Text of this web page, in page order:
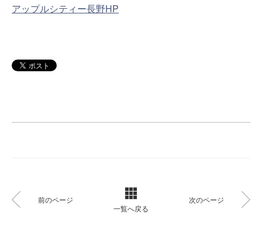
アップルシティー長野HP
前のページ
一覧へ戻る
次のページ